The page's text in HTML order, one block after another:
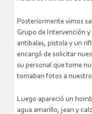
Posteriormente vimos
Grupo de Intervención y
antibalas, pistola y un
encargó de solicitar
su personal que tome
tomaban fotos a
Luego apareció un
agua amarillo, jean y